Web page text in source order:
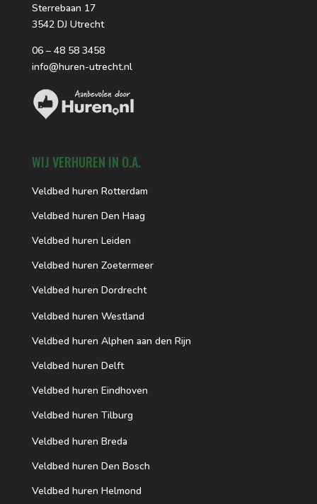
Sterrebaan 17
3542 DJ Utrecht
06 – 48 58 3458
info@huren-utrecht.nl
WIJ VERHUREN IN O.A.
Veldbed huren Rotterdam
Veldbed huren Den Haag
Veldbed huren Leiden
Veldbed huren Zoetermeer
Veldbed huren Dordrecht
Veldbed huren Westland
Veldbed huren Alphen aan den Rijn
Veldbed huren Delft
Veldbed huren Eindhoven
Veldbed huren Tilburg
Veldbed huren Breda
Veldbed huren Den Bosch
Veldbed huren Helmond